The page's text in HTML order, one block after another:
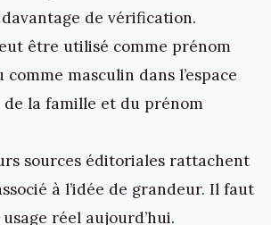
de vérification.
être utilisé comme prénom
masculin dans l’espace
la famille et du prénom
sources éditoriales rattachent
à l’idée de grandeur. Il faut
réel aujourd’hui.